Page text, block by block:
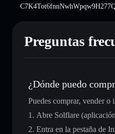
Preguntas
¿Dónde puedo
Puedes comprar, vender o
Abre Solflare
Entra en la pestaña de